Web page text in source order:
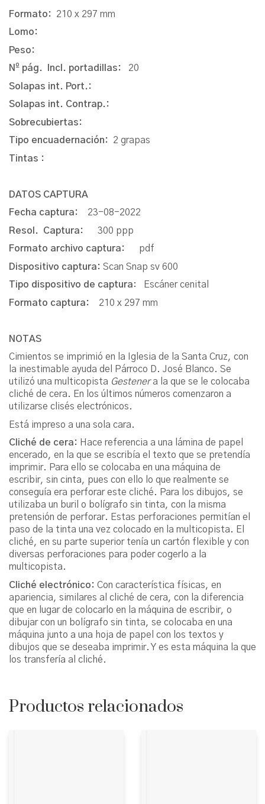
Formato: 210 x 297 mm
Lomo:
Peso:
Nº pág. Incl. portadillas: 20
Solapas int. Port.:
Solapas int. Contrap.:
Sobrecubiertas:
Tipo encuadernación: 2 grapas
Tintas :
DATOS CAPTURA
Fecha captura: 23-08-2022
Resol. Captura: 300 ppp
Formato archivo captura: pdf
Dispositivo captura: Scan Snap sv 600
Tipo dispositivo de captura: Escáner cenital
Formato captura: 210 x 297 mm
NOTAS
Cimientos se imprimió en la Iglesia de la Santa Cruz, con
la inestimable ayuda del Párroco D. José Blanco. Se
utilizó una multicopista Gestenera la que se le colocaba
cliché de cera. En los últimos números comenzaron a
utilizarse clisés electrónicos.
Está impreso a una sola cara.
Cliché de cera: Hace referencia a una lámina de papel
encerado, en la que se escribía el texto que se pretendía
imprimir. Para ello se colocaba en una máquina de
escribir, sin cinta, pues con ello lo que realmente se
conseguía era perforar este cliché. Para los dibujos, se
utilizaba un buril o bolígrafo sin tinta, con la misma
pretensión de perforar. Estas perforaciones permitían el
paso de la tinta una vez colocado en la multicopista. El
cliché, en su parte superior tenía un cartón flexible y con
diversas perforaciones para poder cogerlo a la
multicopista.
Cliché electrónico: Con característica físicas, en
apariencia, similares al cliché de cera, con la diferencia
que en lugar de colocarlo en la máquina de escribir, o
dibujar con un bolígrafo sin tinta, se colocaba en una
máquina junto a una hoja de papel con los textos y
dibujos que se deseaba imprimir. Y es esta máquina la que
los transfería al cliché.
Productos relacionados